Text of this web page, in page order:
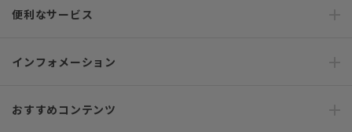
便利なサービス
インフォメーション
おすすめコンテンツ